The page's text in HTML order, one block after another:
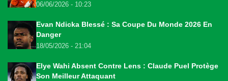
06/06/2026 - 10:23
Evan Ndicka Blessé : Sa Coupe Du Monde 2026 En
Danger
18/05/2026 - 21:04
Elye Wahi Absent Contre Lens : Claude Puel Protège
Son Meilleur Attaquant